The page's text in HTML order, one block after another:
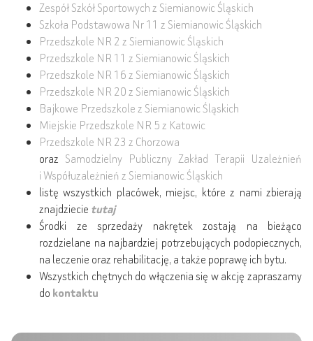
Zespół Szkół Sportowych z Siemianowic Śląskich
Szkoła Podstawowa Nr 11 z Siemianowic Śląskich
Przedszkole NR 2 z Siemianowic Śląskich
Przedszkole NR 11 z Siemianowic Śląskich
Przedszkole NR 16 z Siemianowic Śląskich
Przedszkole NR 20 z Siemianowic Śląskich
Bajkowe Przedszkole z Siemianowic Śląskich
Miejskie Przedszkole NR 5 z Katowic
Przedszkole NR 23 z Chorzowa
oraz Samodzielny Publiczny Zakład Terapii Uzależnień
i Współuzależnień z Siemianowic Śląskich
listę wszystkich placówek, miejsc, które z nami zbierają
znajdziecie tutaj
Środki ze sprzedaży nakrętek zostają na bieżąco
rozdzielane na najbardziej potrzebujących podopiecznych,
na leczenie oraz rehabilitację, a także poprawę ich bytu.
Wszystkich chętnych do włączenia się w akcję zapraszamy
do kontaktu